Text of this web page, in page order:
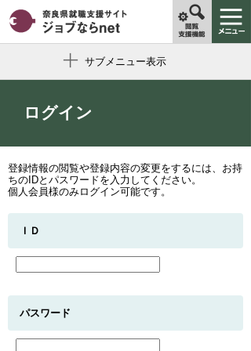
サブメニュー表示
ログイン
登録情報の閲覧や登録内容の変更をするには、お持
ちのIDとパスワードを入力してください。
個人会員様のみログイン可能です。
ＩＤ
パスワード